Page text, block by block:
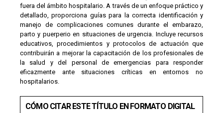
fuera del ámbito hospitalario. A través de un enfoque práctico y
detallado, proporciona guías para la correcta identificación y
manejo de complicaciones comunes durante el embarazo,
parto y puerperio en situaciones de urgencia. Incluye recursos
educativos, procedimientos y protocolos de actuación que
contribuirán a mejorar la capacitación de los profesionales de
la salud y del personal de emergencias para responder
eficazmente ante situaciones críticas en entornos no
hospitalarios.
CÓMO CITAR ESTE TÍTULO EN FORMATO DIGITAL